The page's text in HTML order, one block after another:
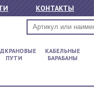
КОНТАКТЫ
ПУТИ
КАБЕЛЬНЫЕ
БАРАБАНЫ